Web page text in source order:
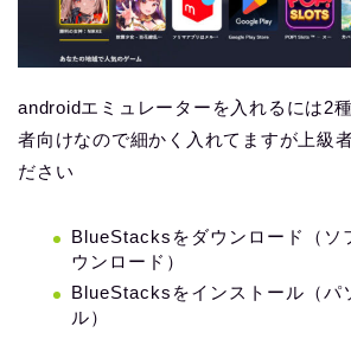
androidエミュレーターを入れるには2
者向けなので細かく入れてますが上級
ださい
BlueStacksをダウンロード（ソ
ウンロード）
BlueStacksをインストール（パ
ル）